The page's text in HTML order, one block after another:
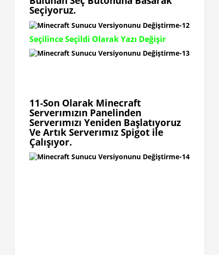
Seçiyoruz.
Seçilince Seçildi Olarak Yazı Değişir
11-Son Olarak Minecraft
Serverımızın Panelinden
Serverımızı Yeniden Başlatıyoruz
Ve Artık Serverımız Spigot ile
Çalışıyor.